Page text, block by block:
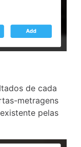
de cada
metragens
pelas